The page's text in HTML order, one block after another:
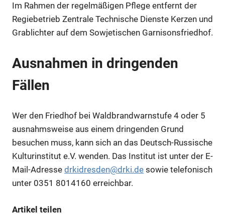
Anzeige
Im Rahmen der regelmäßigen Pflege entfernt der
Regiebetrieb Zentrale Technische Dienste Kerzen und
Grablichter auf dem Sowjetischen Garnisonsfriedhof.
Ausnahmen in dringenden
Fällen
Wer den Friedhof bei Waldbrandwarnstufe 4 oder 5
ausnahmsweise aus einem dringenden Grund
besuchen muss, kann sich an das Deutsch-Russische
Kulturinstitut e.V. wenden. Das Institut ist unter der E-
Mail-Adresse drkidresden@drki.de sowie telefonisch
unter 0351 8014160 erreichbar.
Artikel teilen